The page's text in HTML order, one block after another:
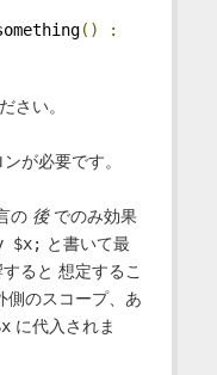
()
:
さい。
が必要です。
の 後でのみ効果
$x; と書いて最
ると 想定するこ
側のスコープ、あ
に代入されま